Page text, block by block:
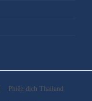
Phiên dịch Thailand